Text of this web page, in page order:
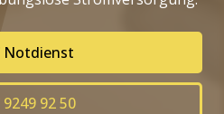
Notdienst
9249 92 50